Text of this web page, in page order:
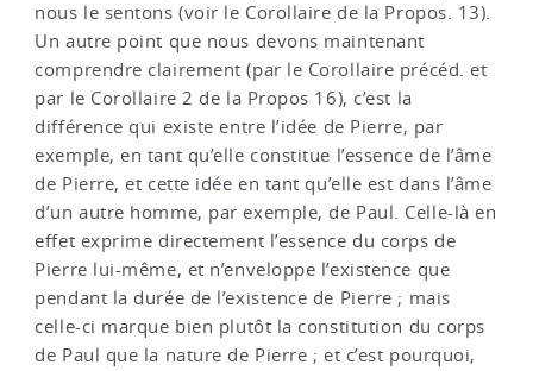
nous le sentons (voir le Corollaire de la Propos. 13).
Un autre point que nous devons maintenant
comprendre clairement (par le Corollaire précéd. et
par le Corollaire 2 de la Propos 16), c’est la
différence qui existe entre l’idée de Pierre, par
exemple, en tant qu’elle constitue l’essence de l’âme
de Pierre, et cette idée en tant qu’elle est dans l’âme
d’un autre homme, par exemple, de Paul. Celle-là en
effet exprime directement l’essence du corps de
Pierre lui-même, et n’enveloppe l’existence que
pendant la durée de l’existence de Pierre ; mais
celle-ci marque bien plutôt la constitution du corps
de Paul que la nature de Pierre ; et c’est pourquoi,